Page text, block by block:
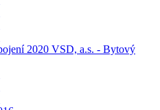
2020 VSD, a.s. - Bytový